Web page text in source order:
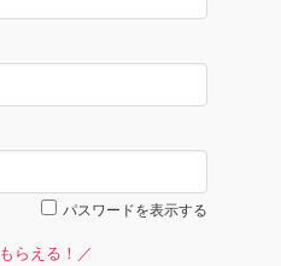
パスワードを表示する
らえる！／